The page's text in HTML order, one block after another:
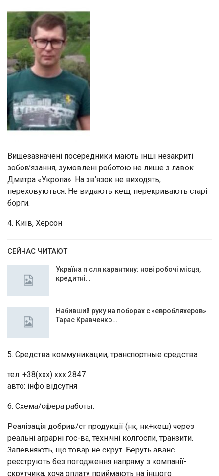
Вищезазначені посередники мають інші незакриті
зобов’язання, зумовлені роботою не лише з лавок
Дмитра «Укропа». На зв’язок не виходять,
переховуються. Не видають кеш, перекривають старі
борги.
4. Київ, Херсон
СЕЙЧАС ЧИТАЮТ
Україна після карантину: нові робочі місця,
кредитні…
Набивший руку на поборах с «евробляхеров»
Тарас Кравченко…
5. Средства коммуникации, транспортные средства
тел: +38(ххх) ххх 2847
авто: інфо відсутня
6. Схема/сфера работы:
Реалізація добрив/сг продукції (нк, нк+кеш) через
реальні аграрні гос-ва, технічні колгоспи, транзити.
Запевняють, що товар не скрут. Беруть аванс,
реєструють без погодження напряму з компанії-
скрутчика, хоча оплату приймають на іншого